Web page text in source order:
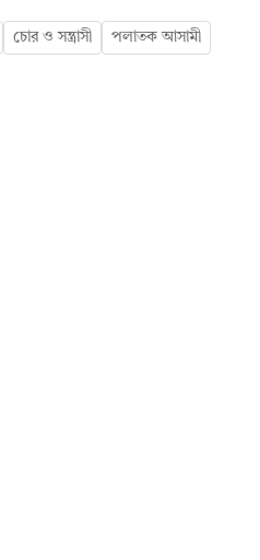
চোর ও সন্ত্রাসী পলাতক আসামী